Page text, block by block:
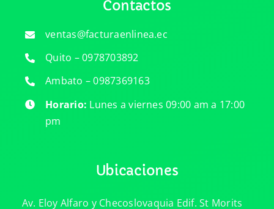
Contactos
ventas@facturaenlinea.ec
Quito – 0978703892
Ambato – 0987369163
Horario: Lunes a viernes 09:00 am a 17:00
pm
Ubicaciones
Av. Eloy Alfaro y Checoslovaquia Edif. St Morits